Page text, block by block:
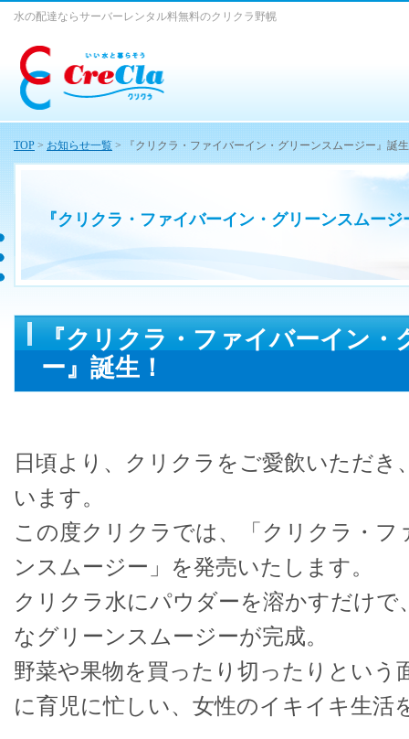
『クリクラ・ファイバーイン・グリーンスムー
水の配達ならサーバーレンタル料無料のクリクラ野幌
『クリクラ・ファイバーイン・
ー』誕生！
日頃より、クリクラをご愛飲いただき
います。
この度クリクラでは、「クリクラ・フ
ンスムージー」を発売いたします。
クリクラ水にパウダーを溶かすだけ
なグリーンスムージーが完成。
野菜や果物を買ったり切ったりという
に育児に忙しい、女性のイキイキ生活
TOP > お知らせ一覧 > 『クリクラ・ファイバーイン・グリーンスムージー』誕